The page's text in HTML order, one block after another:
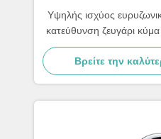
Υψηλής ισχύος
κατεύθυνση ζευγάρι
Βρείτε την